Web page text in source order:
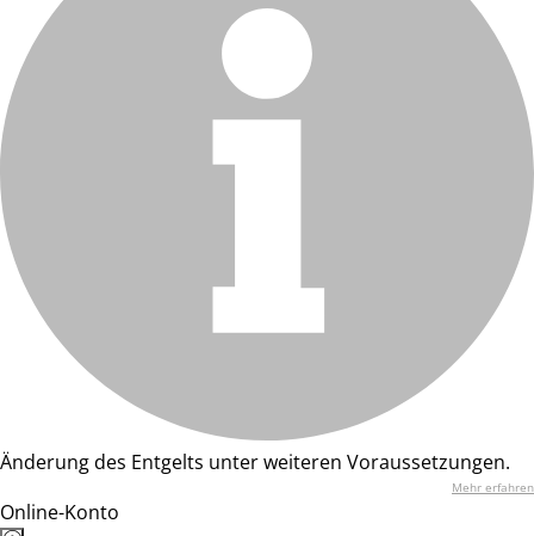
Änderung des Entgelts unter weiteren Voraussetzungen.
Mehr erfahren
Online-Konto